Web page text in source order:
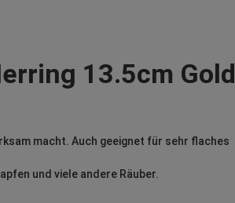
13.5cm Gold
macht. Auch geeignet für sehr flaches
und viele andere Räuber.